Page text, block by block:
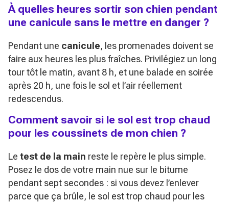
À quelles heures sortir son chien pendant
une canicule sans le mettre en danger ?
Pendant une canicule, les promenades doivent se
faire aux heures les plus fraîches. Privilégiez un long
tour tôt le matin, avant 8 h, et une balade en soirée
après 20 h, une fois le sol et l’air réellement
redescendus.
Comment savoir si le sol est trop chaud
pour les coussinets de mon chien ?
Le test de la main reste le repère le plus simple.
Posez le dos de votre main nue sur le bitume
pendant sept secondes : si vous devez l’enlever
parce que ça brûle, le sol est trop chaud pour les